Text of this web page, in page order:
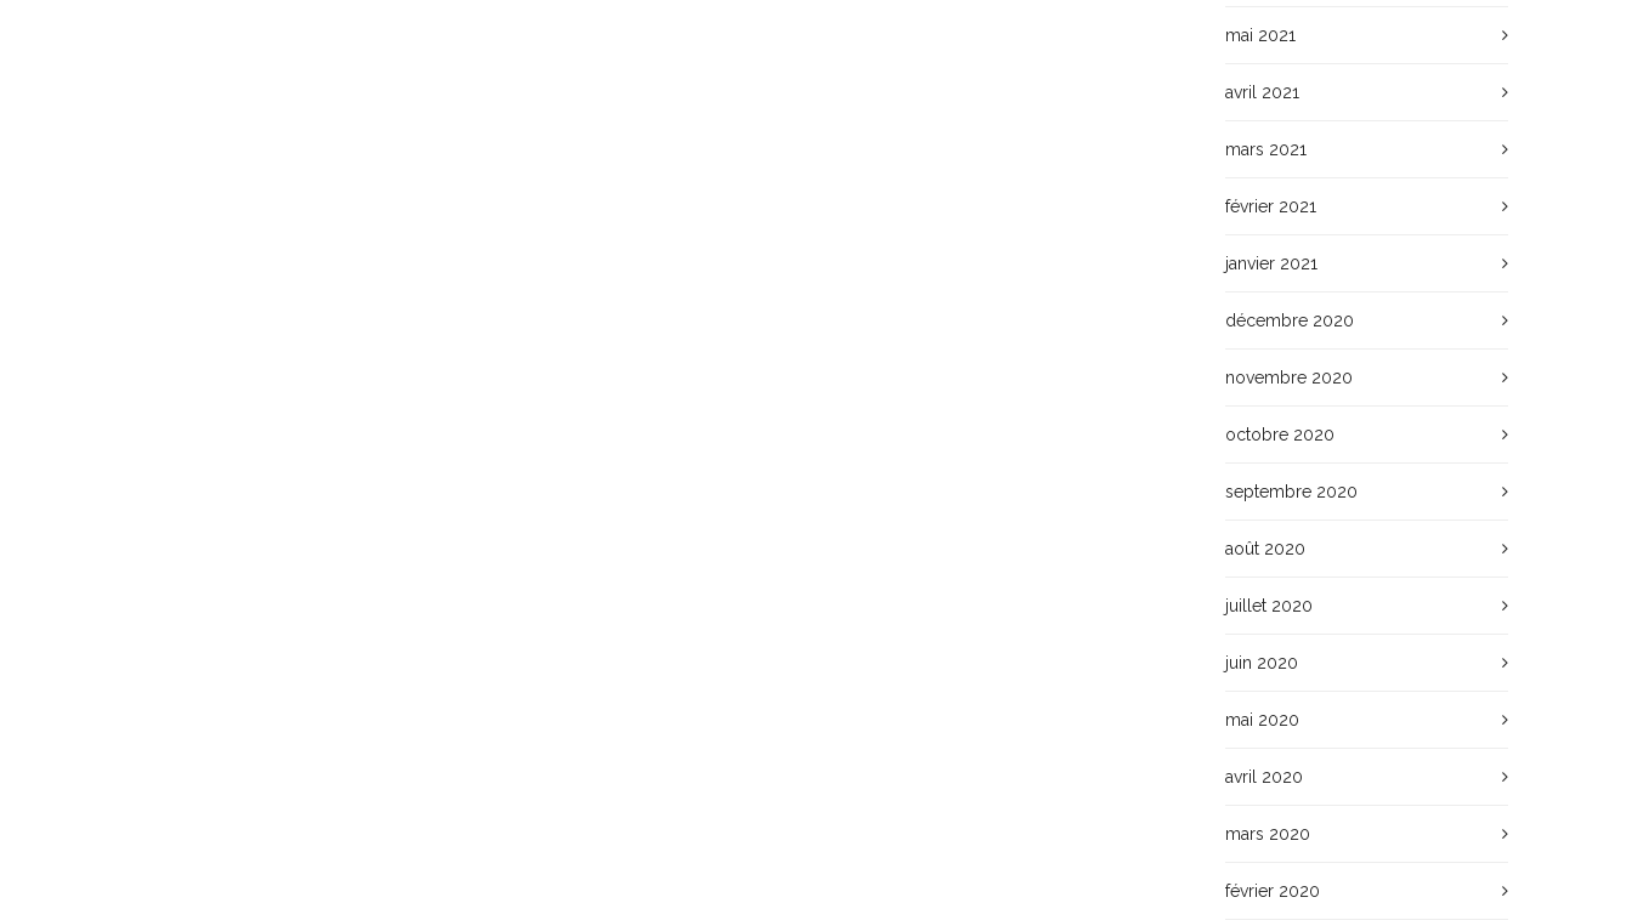
mai 2021
avril 2021
mars 2021
février 2021
janvier 2021
décembre 2020
novembre 2020
octobre 2020
septembre 2020
août 2020
juillet 2020
juin 2020
mai 2020
avril 2020
mars 2020
février 2020